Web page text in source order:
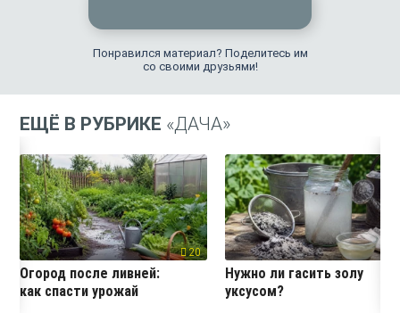
Понравился материал? Поделитесь им
со своими друзьями!
ЕЩЁ В РУБРИКЕ «ДАЧА»
20
Огород после ливней:
как спасти урожай
Нужно ли гасить золу
уксусом?